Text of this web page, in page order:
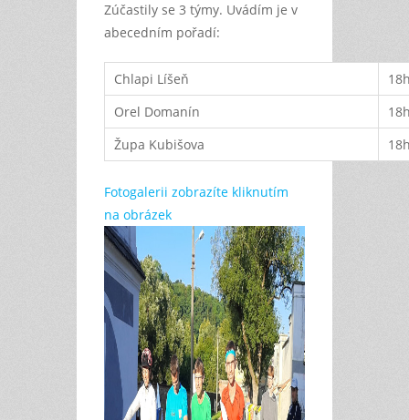
Zúčastily se 3 týmy. Uvádím je v
abecedním pořadí:
Chlapi Líšeň
Orel Domanín
Župa Kubišova
Fotogalerii zobrazíte kliknutím
na obrázek